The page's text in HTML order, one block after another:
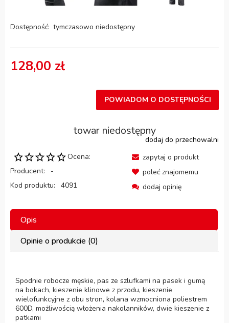
Dostępność: tymczasowo niedostępny
128,00 zł
POWIADOM O DOSTĘPNOŚCI
towar niedostępny
dodaj do przechowalni
Ocena:
Producent:
-
Kod produktu:
4091
zapytaj o produkt
poleć znajomemu
dodaj opinię
Opis
Opinie o produkcie (0)
Spodnie robocze męskie, pas ze szlufkami na pasek i gumą
na bokach, kieszenie klinowe z przodu, kieszenie
wielofunkcyjne z obu stron, kolana wzmocniona poliestrem
600D, możliwością włożenia nakolanników, dwie kieszenie z
patkami